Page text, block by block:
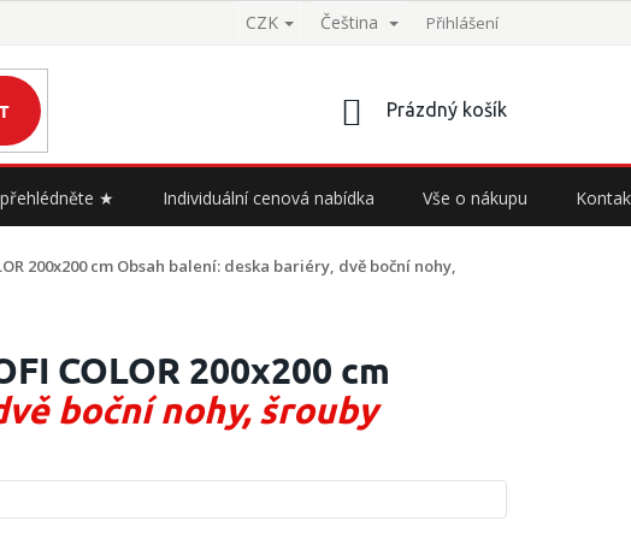
CZK Čeština Přihlášení
NÁKUPNÍ
Prázdný košík
★ Individuální cenová nabídka Vše o nákupu
200x200 cm Obsah balení: deska bariéry, dvě boční nohy,
COLOR 200x200 cm
boční nohy, šrouby